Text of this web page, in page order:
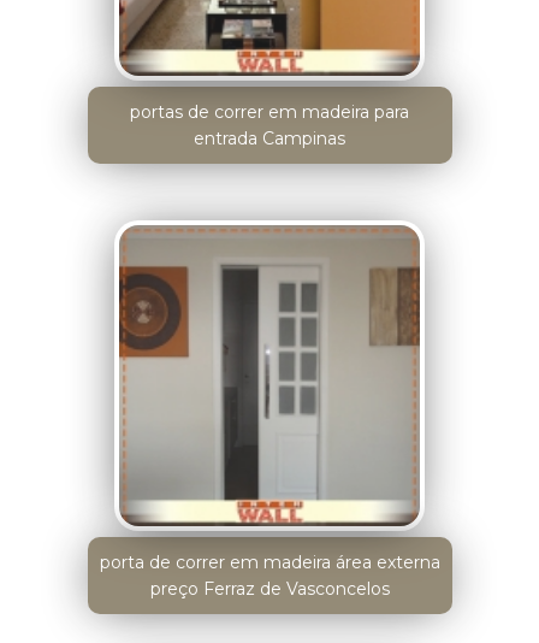
portas de correr em madeira para
entrada Campinas
porta de correr em madeira área externa
preço Ferraz de Vasconcelos